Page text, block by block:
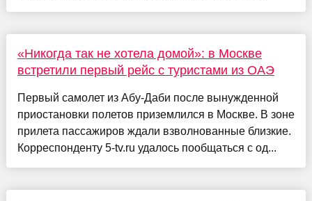
«Никогда так не хотела домой»: в Москве
встретили первый рейс с туристами из ОАЭ
Первый самолет из Абу-Даби после вынужденной
приостановки полетов приземлился в Москве. В зоне
прилета пассажиров ждали взволнованные близкие.
Корреспонденту 5-tv.ru удалось пообщаться с од...